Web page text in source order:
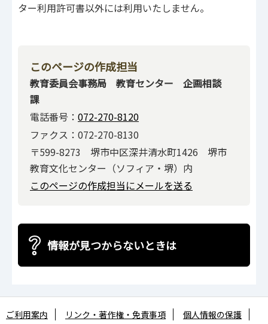
ター利用許可書以外には利用いたしません。
このページの作成担当
教育委員会事務局 教育センター 企画相談
課
電話番号： 072-270-8120
ファクス：072-270-8130
〒599-8273 堺市中区深井清水町1426 堺市
教育文化センター（ソフィア・堺）内
このページの作成担当にメールを送る
情報が見つからないときは
ご利用案内 リンク・著作権・免責事項
個人情報の保護